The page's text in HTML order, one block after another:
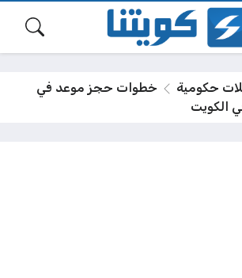
حكومية
خطوات حجز موعد في
الكويت